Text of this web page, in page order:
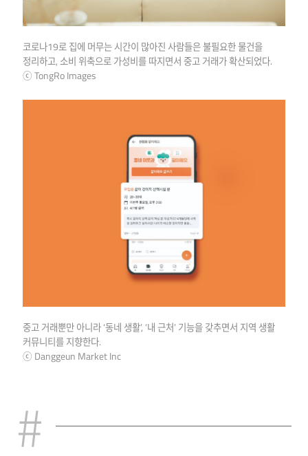
코로나19로 집에 머무는 시간이 많아진 사람들은 불필요한 물건을
정리하고, 소비 위축으로 가성비를 따지면서 중고 거래가 확산되었다.
ⓒ TongRo Images
중고 거래뿐만 아니라 ‘동네 생활’, ‘내 근처’ 기능을 갖추면서 지역 생활
커뮤니티를 지향한다.
ⓒ Danggeun Market Inc